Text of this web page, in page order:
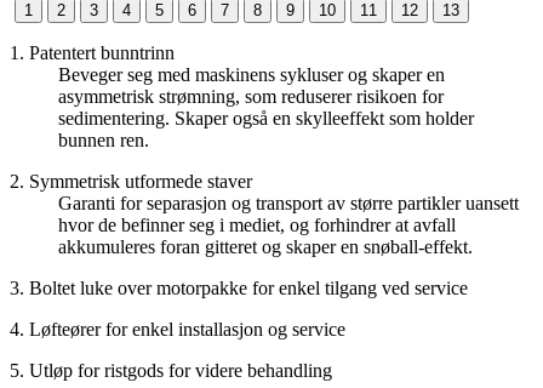
1 2 3 4 5 6 7 8 9 10 11 12 13
1. Patentert bunntrinn
Beveger seg med maskinens sykluser og skaper en
asymmetrisk strømning, som reduserer risikoen for
sedimentering. Skaper også en skylleeffekt som holder
bunnen ren.
2. Symmetrisk utformede staver
Garanti for separasjon og transport av større partikler uansett
hvor de befinner seg i mediet, og forhindrer at avfall
akkumuleres foran gitteret og skaper en snøball-effekt.
3. Boltet luke over motorpakke for enkel tilgang ved service
4. Løfteører for enkel installasjon og service
5. Utløp for ristgods for videre behandling